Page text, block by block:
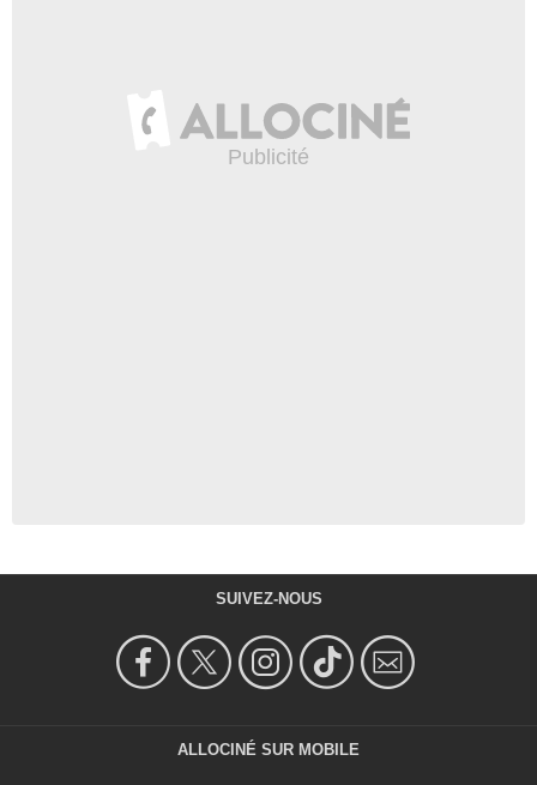
SUIVEZ-NOUS
ALLOCINÉ SUR MOBILE